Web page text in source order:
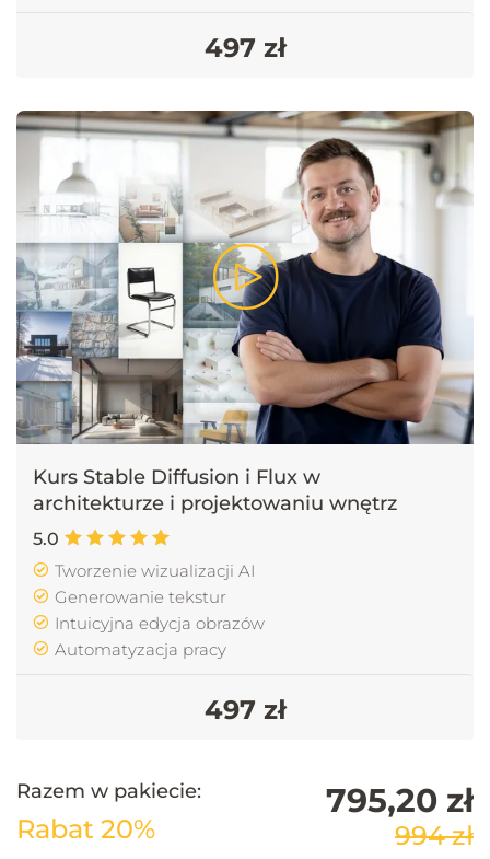
497 zł
Kurs Stable Diffusion i Flux w
architekturze i projektowaniu wnętrz
5.0
Tworzenie wizualizacji AI
Generowanie tekstur
Intuicyjna edycja obrazów
Automatyzacja pracy
497 zł
Razem w pakiecie:
Rabat 20%
795,20 zł
994 zł